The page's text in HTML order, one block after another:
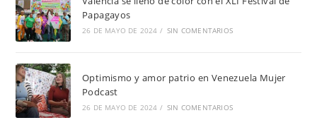
Papagayos
26 DE MAYO DE 2024 / SIN COMENTARIOS
Optimismo y amor patrio en Venezuela Mujer
Podcast
26 DE MAYO DE 2024 / SIN COMENTARIOS